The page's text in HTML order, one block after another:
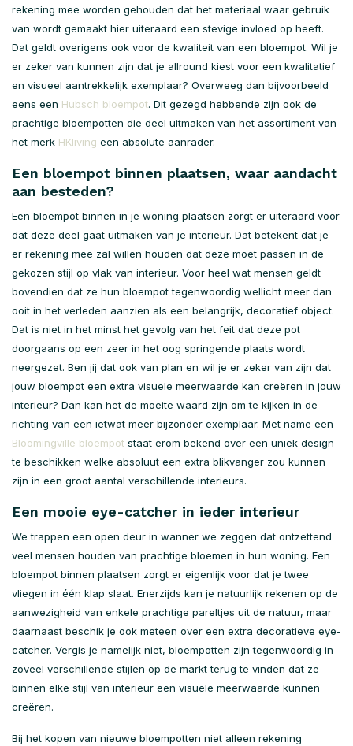
rekening mee worden gehouden dat het materiaal waar gebruik
van wordt gemaakt hier uiteraard een stevige invloed op heeft.
Dat geldt overigens ook voor de kwaliteit van een bloempot. Wil je
er zeker van kunnen zijn dat je allround kiest voor een kwalitatief
en visueel aantrekkelijk exemplaar? Overweeg dan bijvoorbeeld
eens een Hubsch bloempot. Dit gezegd hebbende zijn ook de
prachtige bloempotten die deel uitmaken van het assortiment van
het merk HKliving een absolute aanrader.
Een bloempot binnen plaatsen, waar aandacht
aan besteden?
Een bloempot binnen in je woning plaatsen zorgt er uiteraard voor
dat deze deel gaat uitmaken van je interieur. Dat betekent dat je
er rekening mee zal willen houden dat deze moet passen in de
gekozen stijl op vlak van interieur. Voor heel wat mensen geldt
bovendien dat ze hun bloempot tegenwoordig wellicht meer dan
ooit in het verleden aanzien als een belangrijk, decoratief object.
Dat is niet in het minst het gevolg van het feit dat deze pot
doorgaans op een zeer in het oog springende plaats wordt
neergezet. Ben jij dat ook van plan en wil je er zeker van zijn dat
jouw bloempot een extra visuele meerwaarde kan creëren in jouw
interieur? Dan kan het de moeite waard zijn om te kijken in de
richting van een ietwat meer bijzonder exemplaar. Met name een
Bloomingville bloempot staat erom bekend over een uniek design
te beschikken welke absoluut een extra blikvanger zou kunnen
zijn in een groot aantal verschillende interieurs.
Een mooie eye-catcher in ieder interieur
We trappen een open deur in wanner we zeggen dat ontzettend
veel mensen houden van prachtige bloemen in hun woning. Een
bloempot binnen plaatsen zorgt er eigenlijk voor dat je twee
vliegen in één klap slaat. Enerzijds kan je natuurlijk rekenen op de
aanwezigheid van enkele prachtige pareltjes uit de natuur, maar
daarnaast beschik je ook meteen over een extra decoratieve eye-
catcher. Vergis je namelijk niet, bloempotten zijn tegenwoordig in
zoveel verschillende stijlen op de markt terug te vinden dat ze
binnen elke stijl van interieur een visuele meerwaarde kunnen
creëren.
Bij het kopen van nieuwe bloempotten niet alleen rekening